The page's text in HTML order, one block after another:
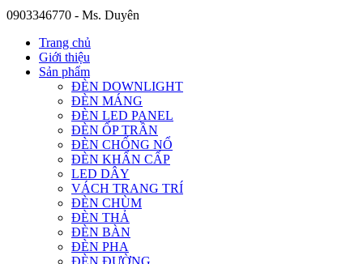
0903346770 - Ms. Duyên
Trang chủ
Giới thiệu
Sản phẩm
ĐÈN DOWNLIGHT
ĐÈN MÁNG
ĐÈN LED PANEL
ĐÈN ỐP TRẦN
ĐÈN CHỐNG NỔ
ĐÈN KHẨN CẤP
LED DÂY
VÁCH TRANG TRÍ
ĐÈN CHÙM
ĐÈN THẢ
ĐÈN BÀN
ĐÈN PHA
ĐÈN ĐƯỜNG